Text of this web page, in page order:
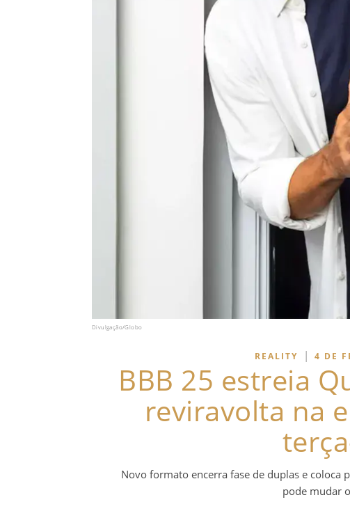
Divulgação/Globo
REALITY | 4 DE
BBB 25 estreia
reviravolta na
Novo formato encerra fase de duplas e
pode mudar